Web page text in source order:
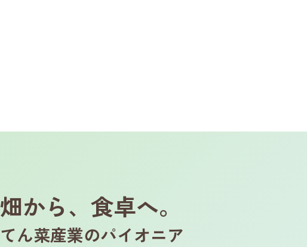
畑から、食卓へ。
てん菜産業のパイオニア